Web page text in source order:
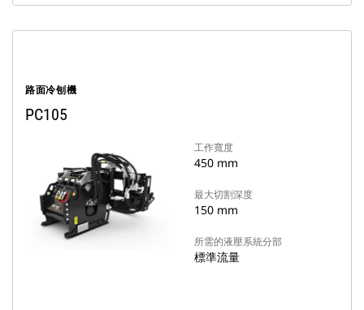
路面冷刨機
PC105
工作寬度
450 mm
最大切割深度
150 mm
所需的液壓系統分部
標準流量